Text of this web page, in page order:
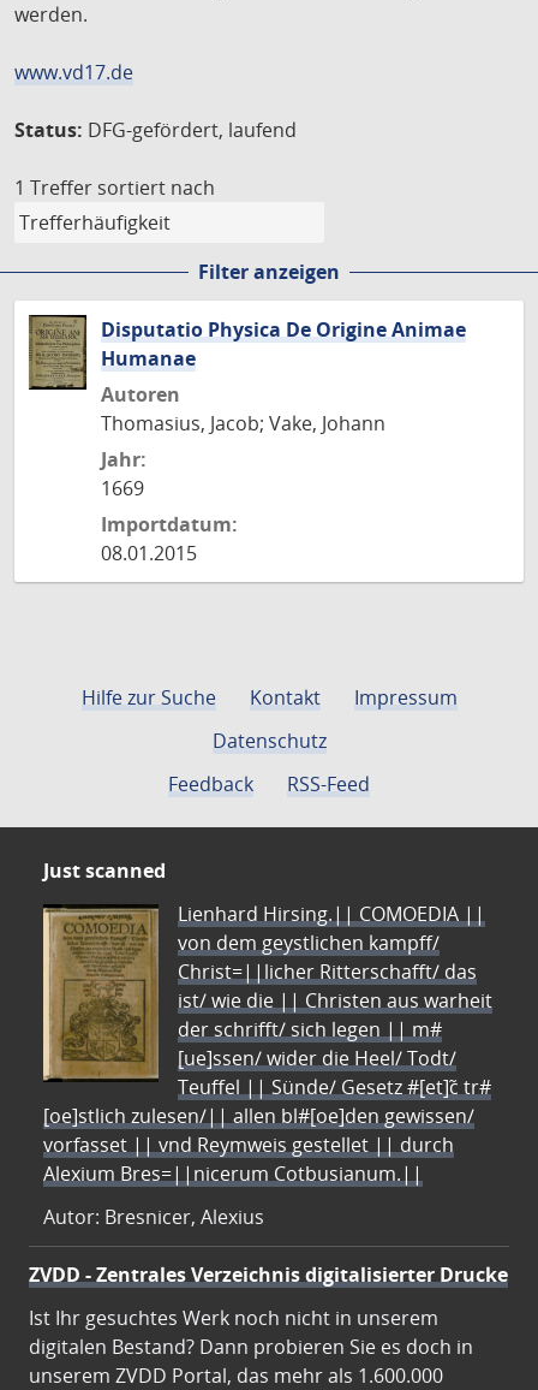
werden.
www.vd17.de
Status: DFG-gefördert, laufend
1 Treffer sortiert nach
Filter anzeigen
Disputatio Physica De Origine Animae
Humanae
Autoren
Thomasius, Jacob; Vake, Johann
Jahr:
1669
Importdatum:
08.01.2015
Hilfe zur Suche Kontakt
Impressum
Datenschutz
Feedback
RSS-Feed
Just scanned
Lienhard Hirsing.|| COMOEDIA ||
von dem geystlichen kampff/
Christ=||licher Ritterschafft/ das
ist/ wie die || Christen aus warheit
der schrifft/ sich legen || m#
[ue]ssen/ wider die Heel/ Todt/
Teuffel || Sünde/ Gesetz #[et]c̃ tr#
[oe]stlich zulesen/|| allen bl#[oe]den gewissen/
vorfasset || vnd Reymweis gestellet || durch
Alexium Bres=||nicerum Cotbusianum.||
Autor: Bresnicer, Alexius
ZVDD - Zentrales Verzeichnis digitalisierter Drucke
Ist Ihr gesuchtes Werk noch nicht in unserem
digitalen Bestand? Dann probieren Sie es doch in
unserem ZVDD Portal, das mehr als 1.600.000